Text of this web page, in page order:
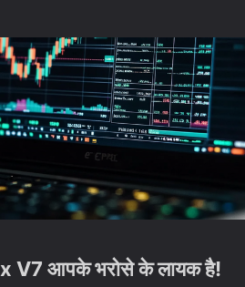
V7 आपके भरोसे के लायक है!